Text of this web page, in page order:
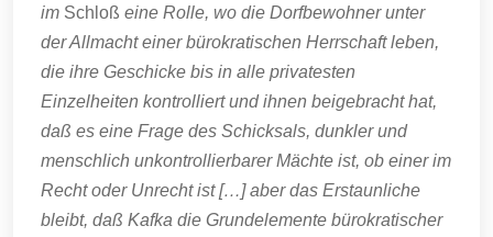
im Schloß eine Rolle, wo die Dorfbewohner unter
der Allmacht einer bürokratischen Herrschaft leben,
die ihre Geschicke bis in alle privatesten
Einzelheiten kontrolliert und ihnen beigebracht hat,
daß es eine Frage des Schicksals, dunkler und
menschlich unkontrollierbarer Mächte ist, ob einer im
Recht oder Unrecht ist […] aber das Erstaunliche
bleibt, daß Kafka die Grundelemente bürokratischer